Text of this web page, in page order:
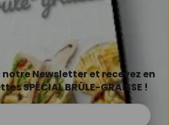
Newsletter et recevez en
SPÉCIAL BRÛLE-GRAISSE !